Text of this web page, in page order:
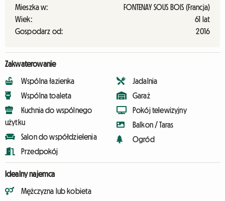
Mieszka w:
FONTENAY SOUS BOIS (Francja)
Wiek:
61 lat
Gospodarz od:
2016
Zakwaterowanie
Wspólna łazienka
Wspólna toaleta
Kuchnia do wspólnego
użytku
Salon do współdzielenia
Przedpokój
Jadalnia
Garaż
Pokój telewizyjny
Balkon / Taras
Ogród
Idealny najemca
Mężczyzna lub kobieta